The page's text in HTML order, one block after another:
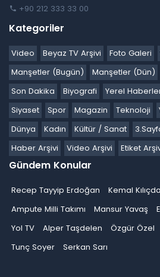
+90 212 333 33 00
Kategoriler
Video Beyaz TV Arşivi Foto Galeri
Manşetler (Bugün)
Manşetler (Dün)
Son Dakika
Biyografi Yerel
Siyaset
Spor Magazin Teknoloji
Dünya
Kadın Kültür / Sanat
Haber Arşivi
Video Arşivi Etiket
Gündem Konular
Recep Tayyip Erdoğan Kemal
Ampute Milli Takımı
Mansur Yavaş
Yol TV
Alper Taşdelen Özgür Özel
Tunç Soyer
Serkan Sarı